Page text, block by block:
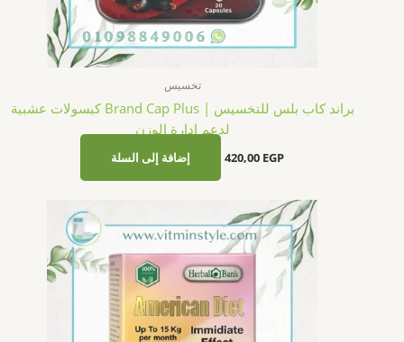
تخسيس
براند كاب بلس للتخسيس | Brand Cap Plus كبسولات عشبية
لدعم إدارة الوزن
420,00 EGP إضافة إلى السلة